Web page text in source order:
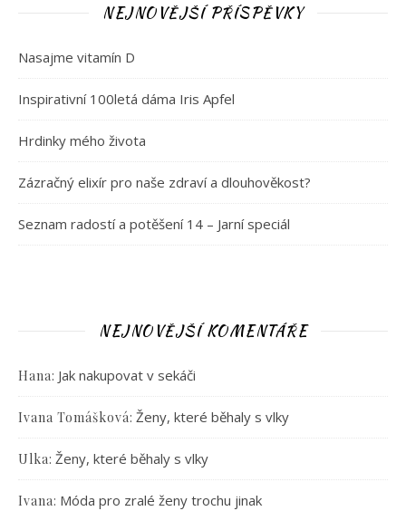
NEJNOVĚJŠÍ PŘÍSPĚVKY
Nasajme vitamín D
Inspirativní 100letá dáma Iris Apfel
Hrdinky mého života
Zázračný elixír pro naše zdraví a dlouhověkost?
Seznam radostí a potěšení 14 – Jarní speciál
NEJNOVĚJŠÍ KOMENTÁŘE
Hana: Jak nakupovat v sekáči
Ivana Tomášková: Ženy, které běhaly s vlky
Ulka: Ženy, které běhaly s vlky
Ivana: Móda pro zralé ženy trochu jinak